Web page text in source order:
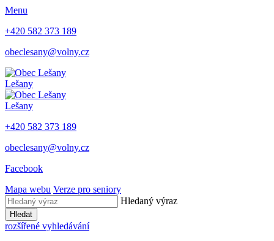
Menu
+420 582 373 189
obeclesany@volny.cz
Lešany
Lešany
+420 582 373 189
obeclesany@volny.cz
Facebook
Mapa webu Verze pro seniory
Hledaný výraz
Hledat
rozšířené vyhledávání